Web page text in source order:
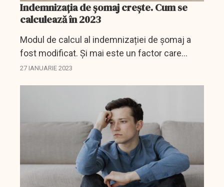
Indemnizația de șomaj crește. Cum se
calculează în 2023
Modul de calcul al indemnizației de șomaj a
fost modificat. Și mai este un factor care
determină creșterea ca valoare a acestui
27 IANUARIE 2023